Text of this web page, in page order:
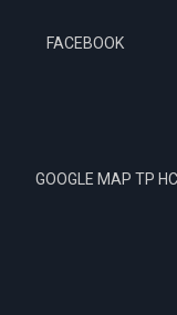
FACEBOOK
GOOGLE MAP TP